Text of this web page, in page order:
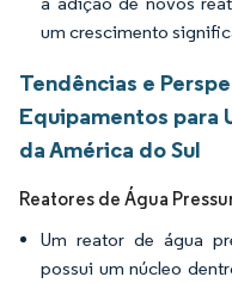
um crescimento
Tendências e
Equipamentos para
da América do Sul
Reatores de Água
Um reator de água
possui um núcleo